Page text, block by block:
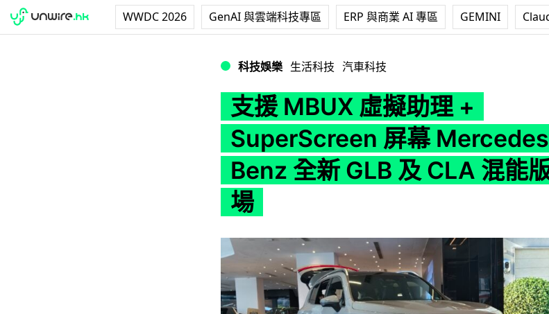
WWDC 2026 GenAI 與雲端科技專區 ERP 與商業 AI 專區 GEMINI
科技娛樂 生活科技 汽車科技
支援 MBUX 虛擬助理 +
SuperScreen 屏幕
Benz 全新 GLB 及 CLA 混能
場